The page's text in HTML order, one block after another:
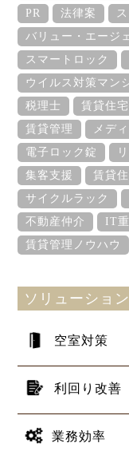
PR
法律案
バリュー・エージ
スマートロック
ウイルス対策マン
税理士
賃貸住
賃貸管理
メデ
電子ロック錠
集客支援
賃貸
サイクルラック
不動産仲介
IT
賃貸管理ノウハウ
ソリューショ
空室対策
利回り改善
業務効率